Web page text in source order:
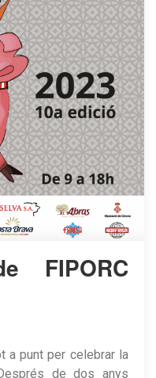
FIPORC
a punt per celebrar la
de dos anys